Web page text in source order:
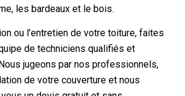
les bardeaux et le bois.
ou l’entretien de votre toiture, faites
de techniciens qualifiés et
jugeons par nos professionnels,
de votre couverture et nous